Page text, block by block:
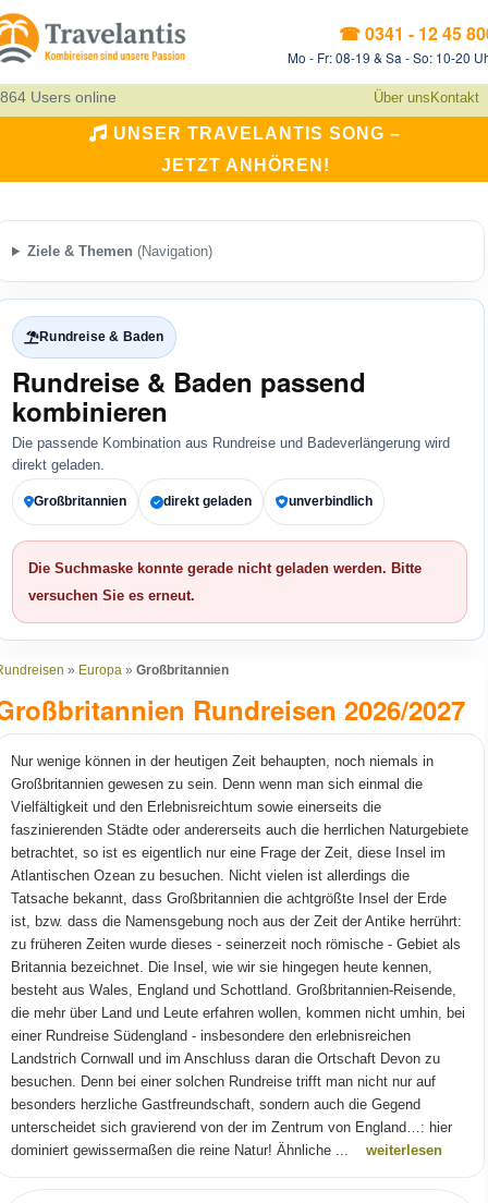
☎ 0341 - 12 45
Mo - Fr: 08-19 & Sa - So: 10-20
864 Users online Über uns Kontakt
UNSER TRAVELANTIS SONG –
JETZT ANHÖREN!
Ziele & Themen (Navigation)
Rundreise & Baden
Rundreise & Baden passend
kombinieren
Die passende Kombination aus Rundreise und Badeverlängerung wird
direkt geladen.
Großbritannien direkt geladen unverbindlich
Die Suchmaske konnte gerade nicht geladen werden. Bitte
versuchen Sie es erneut.
» Europa » Großbritannien
Rundreisen 2026/2027
Nur wenige können in der heutigen Zeit behaupten, noch niemals in
Großbritannien gewesen zu sein. Denn wenn man sich einmal die
Vielfältigkeit und den Erlebnisreichtum sowie einerseits die
faszinierenden Städte oder andererseits auch die herrlichen Naturgebiete
betrachtet, so ist es eigentlich nur eine Frage der Zeit, diese Insel im
Atlantischen Ozean zu besuchen. Nicht vielen ist allerdings die
Tatsache bekannt, dass Großbritannien die achtgrößte Insel der Erde
ist, bzw. dass die Namensgebung noch aus der Zeit der Antike herrührt:
zu früheren Zeiten wurde dieses - seinerzeit noch römische - Gebiet als
Britannia bezeichnet. Die Insel, wie wir sie hingegen heute kennen,
besteht aus Wales, England und Schottland. Großbritannien-Reisende,
die mehr über Land und Leute erfahren wollen, kommen nicht umhin, bei
einer Rundreise Südengland - insbesondere den erlebnisreichen
Landstrich Cornwall und im Anschluss daran die Ortschaft Devon zu
besuchen. Denn bei einer solchen Rundreise trifft man nicht nur auf
besonders herzliche Gastfreundschaft, sondern auch die Gegend
unterscheidet sich gravierend von der im Zentrum von England…: hier
dominiert gewissermaßen die reine Natur! Ähnliche ... weiterlesen